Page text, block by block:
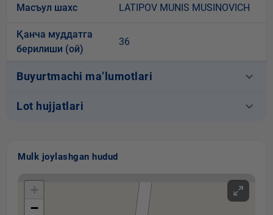
Масъул шахс LATIPOV MUNIS MUSINOVICH
Қанча муддатга
берилиши (ой)
36
Buyurtmachi ma’lumotlari keyboard_arrow_down
Lot hujjatlari keyboard_arrow_down
Mulk joylashgan hudud
+
−